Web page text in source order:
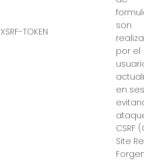
XSRF-TOKEN
son
por el
en
CSRF
Site